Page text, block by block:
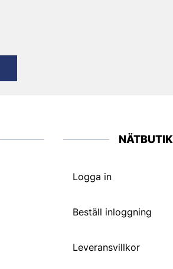
NÄTBUTIK
Logga in
Beställ inloggning
Leveransvillkor